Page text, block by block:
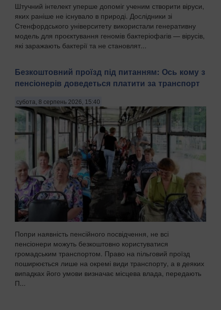
Штучний інтелект уперше допоміг ученим створити віруси,
яких раніше не існувало в природі. Дослідники зі
Стенфордського університету використали генеративну
модель для проєктування геномів бактеріофагів — вірусів,
які заражають бактерії та не становлят...
Безкоштовний проїзд під питанням: Ось кому з
пенсіонерів доведеться платити за транспорт
субота, 8 серпень 2026, 15:40
Попри наявність пенсійного посвідчення, не всі
пенсіонери можуть безкоштовно користуватися
громадським транспортом. Право на пільговий проїзд
поширюється лише на окремі види транспорту, а в деяких
випадках його умови визначає місцева влада, передають
П...